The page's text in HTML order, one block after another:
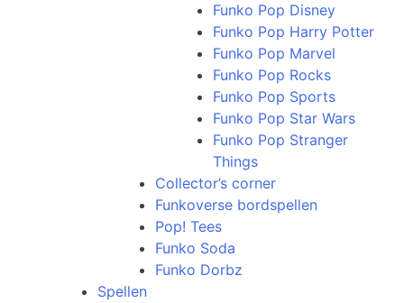
Funko Pop Disney
Funko Pop Harry Potter
Funko Pop Marvel
Funko Pop Rocks
Funko Pop Sports
Funko Pop Star Wars
Funko Pop Stranger
Things
Collector’s corner
Funkoverse bordspellen
Pop! Tees
Funko Soda
Funko Dorbz
Spellen